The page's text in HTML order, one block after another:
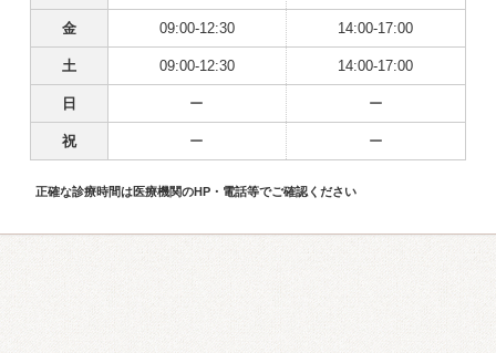
金 09:00-12:30 14:00-17:00
土 09:00-12:30 14:00-17:00
日 ー ー
祝 ー ー
正確な診療時間は医療機関のHP・電話等でご確認ください